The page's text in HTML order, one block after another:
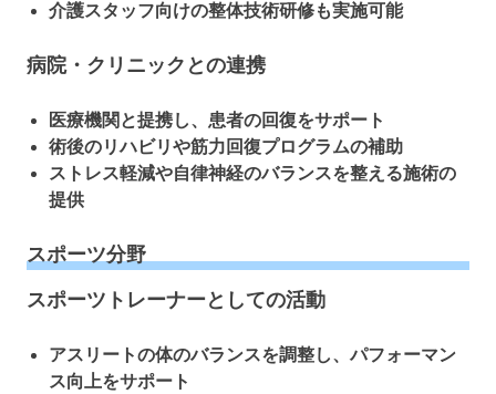
介護スタッフ向けの整体技術研修も実施可能
病院・クリニックとの連携
医療機関と提携し、患者の回復をサポート
術後のリハビリや筋力回復プログラムの補助
ストレス軽減や自律神経のバランスを整える施術の
提供
スポーツ分野
スポーツトレーナーとしての活動
アスリートの体のバランスを調整し、パフォーマン
ス向上をサポート